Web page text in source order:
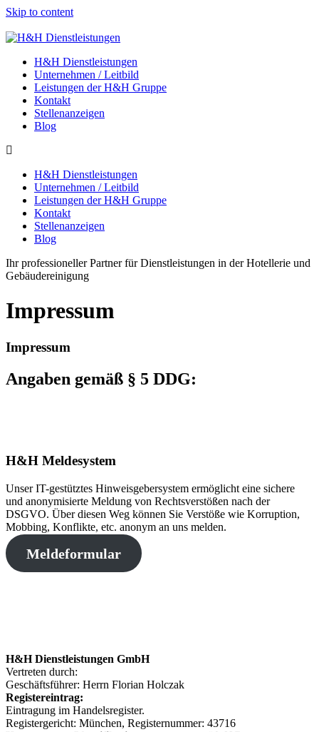
Skip to content
H&H Dienstleistungen
Unternehmen / Leitbild
Leistungen der H&H Gruppe
Kontakt
Stellenanzeigen
Blog
H&H Dienstleistungen
Unternehmen / Leitbild
Leistungen der H&H Gruppe
Kontakt
Stellenanzeigen
Blog
Ihr professioneller Partner für Dienstleistungen in der Hotellerie und
Gebäudereinigung
Impressum
Impressum
Angaben gemäß § 5 DDG:
H&H Meldesystem
Unser IT-gestütztes Hinweisgebersystem ermöglicht eine sichere
und anonymisierte Meldung von Rechtsverstößen nach der
DSGVO. Über diesen Weg können Sie Verstöße wie Korruption,
Mobbing, Konflikte, etc. anonym an uns melden.
Meldeformular
H&H Dienstleistungen GmbH
Vertreten durch:
Geschäftsführer: Herrn Florian Holczak
Registereintrag:
Eintragung im Handelsregister.
Registergericht: München, Registernummer: 43716